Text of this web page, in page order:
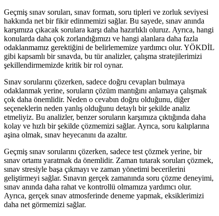
Geçmiş sınav soruları, sınav formatı, soru tipleri ve zorluk seviyesi
hakkında net bir fikir edinmemizi sağlar. Bu sayede, sınav anında
karşımıza çıkacak sorulara karşı daha hazırlıklı oluruz. Ayrıca, hangi
konularda daha çok zorlandığımızı ve hangi alanlara daha fazla
odaklanmamız gerektiğini de belirlememize yardımcı olur. YÖKDİL
gibi kapsamlı bir sınavda, bu tür analizler, çalışma stratejilerimizi
şekillendirmemizde kritik bir rol oynar.
Sınav sorularını çözerken, sadece doğru cevapları bulmaya
odaklanmak yerine, soruların çözüm mantığını anlamaya çalışmak
çok daha önemlidir. Neden o cevabın doğru olduğunu, diğer
seçeneklerin neden yanlış olduğunu detaylı bir şekilde analiz
etmeliyiz. Bu analizler, benzer soruların karşımıza çıktığında daha
kolay ve hızlı bir şekilde çözmemizi sağlar. Ayrıca, soru kalıplarına
aşina olmak, sınav heyecanını da azaltır.
Geçmiş sınav sorularını çözerken, sadece test çözmek yerine, bir
sınav ortamı yaratmak da önemlidir. Zaman tutarak soruları çözmek,
sınav stresiyle başa çıkmayı ve zaman yönetimi becerilerini
geliştirmeyi sağlar. Sınavın gerçek zamanında soru çözme deneyimi,
sınav anında daha rahat ve kontrollü olmamıza yardımcı olur.
Ayrıca, gerçek sınav atmosferinde deneme yapmak, eksiklerimizi
daha net görmemizi sağlar.